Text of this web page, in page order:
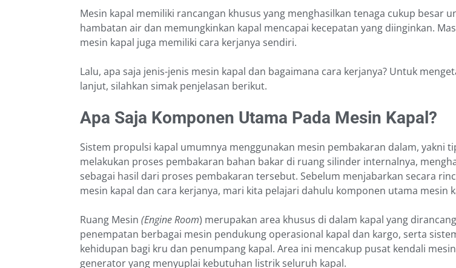
Mesin kapal memiliki rancangan khusus yang menghasilkan tenaga cukup besar
hambatan air dan memungkinkan kapal mencapai kecepatan yang diinginkan.
mesin kapal juga memiliki cara kerjanya sendiri.
Lalu, apa saja jenis-jenis mesin kapal dan bagaimana cara kerjanya? Untuk
lanjut, silahkan simak penjelasan berikut.
Apa Saja Komponen Utama Pada Mesin Kapal?
Sistem propulsi kapal umumnya menggunakan mesin pembakaran dalam, yakni
melakukan proses pembakaran bahan bakar di ruang silinder internalnya,
sebagai hasil dari proses pembakaran tersebut. Sebelum menjabarkan secara
mesin kapal dan cara kerjanya, mari kita pelajari dahulu komponen utama mesin
Ruang Mesin (Engine Room) merupakan area khusus di dalam kapal yang
penempatan berbagai mesin pendukung operasional kapal dan kargo, serta
kehidupan bagi kru dan penumpang kapal. Area ini mencakup pusat kendali
generator yang menyuplai kebutuhan listrik seluruh kapal.